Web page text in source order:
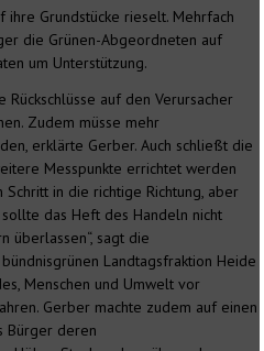
ihre Grundstücke rieselt. Mehrfach
die Grünen-Abgeordneten auf
um Unterstützung.
auf den Verursacher
Zudem müsse mehr
erklärte Gerber. Auch schließt die
Messpunkte errichtet werden
Schritt in die richtige Richtung, aber
das Heft des Handeln nicht
überlassen“, sagt die
Landtagsfraktion Heide
Menschen und Umwelt vor
Gerber machte zudem auf einen
Bürger deren